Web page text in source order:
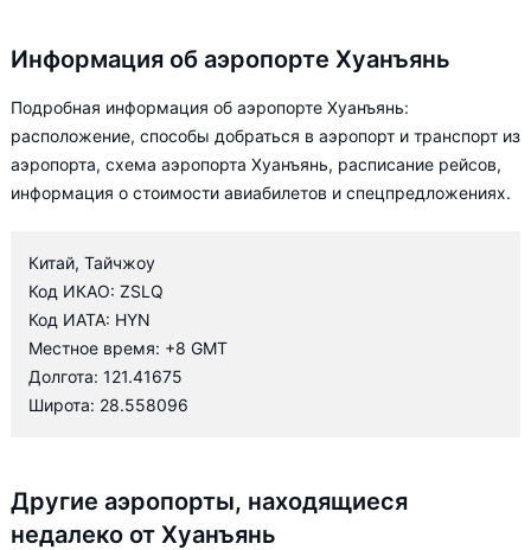
Информация об аэропорте Хуанъянь
Подробная информация об аэропорте Хуанъянь:
расположение, способы добраться в аэропорт и транспорт из
аэропорта, схема аэропорта Хуанъянь, расписание рейсов,
информация о стоимости авиабилетов и спецпредложениях.
Китай, Тайчжоу
Код ИКАО: ZSLQ
Код ИАТА: HYN
Местное время: +8 GMT
Долгота: 121.41675
Широта: 28.558096
Другие аэропорты, находящиеся
недалеко от Хуанъянь